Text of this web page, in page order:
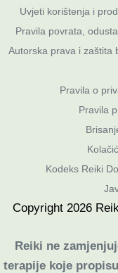
Uvjeti korištenja i
Pravila povrata,
Autorska prava i zaštita
Pravila o
Pravila
Kodeks Reiki
Copyright 2026
Reiki ne
terapije koje